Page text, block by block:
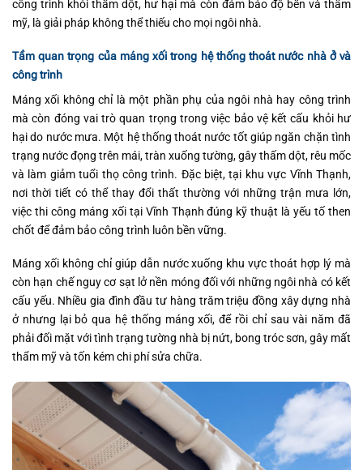
công trình khỏi thấm dột, hư hại mà còn đảm bảo độ bền và thẩm
mỹ, là giải pháp không thể thiếu cho mọi ngôi nhà.
Tầm quan trọng của máng xối trong hệ thống thoát nước nhà ở và
công trình
Máng xối không chỉ là một phần phụ của ngôi nhà hay công trình
mà còn đóng vai trò quan trọng trong việc bảo vệ kết cấu khỏi hư
hại do nước mưa. Một hệ thống thoát nước tốt giúp ngăn chặn tình
trạng nước đọng trên mái, tràn xuống tường, gây thấm dột, rêu mốc
và làm giảm tuổi thọ công trình. Đặc biệt, tại khu vực Vĩnh Thạnh,
nơi thời tiết có thể thay đổi thất thường với những trận mưa lớn,
việc thi công máng xối tại Vĩnh Thạnh đúng kỹ thuật là yếu tố then
chốt để đảm bảo công trình luôn bền vững.
Máng xối không chỉ giúp dẫn nước xuống khu vực thoát hợp lý mà
còn hạn chế nguy cơ sạt lở nền móng đối với những ngôi nhà có kết
cấu yếu. Nhiều gia đình đầu tư hàng trăm triệu đồng xây dựng nhà
ở nhưng lại bỏ qua hệ thống máng xối, để rồi chỉ sau vài năm đã
phải đối mặt với tình trạng tường nhà bị nứt, bong tróc sơn, gây mất
thẩm mỹ và tốn kém chi phí sửa chữa.